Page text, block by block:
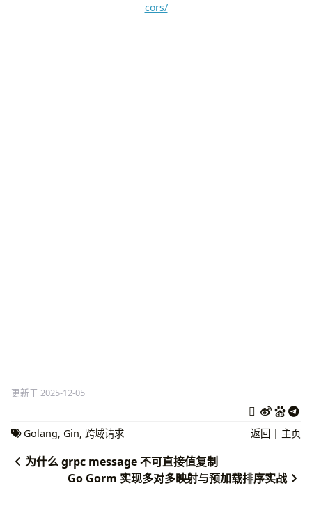
cors/
更新于 2025-12-05
Golang, Gin, 跨域请求 返回 | 主页
为什么 grpc message 不可直接值复制
Go Gorm 实现多对多映射与预加载排序实战